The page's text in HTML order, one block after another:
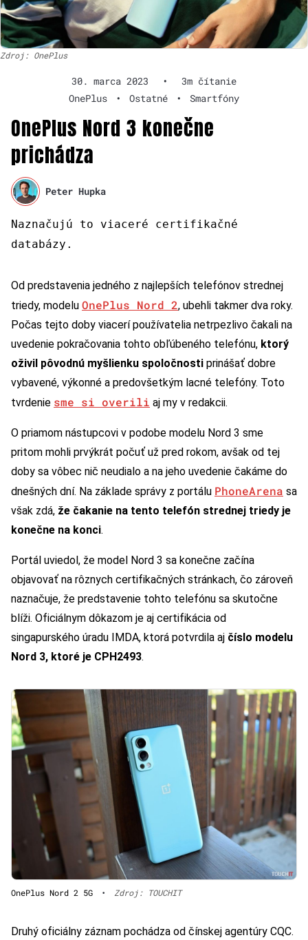
Zdroj: OnePlus
30. marca 2023 •
3m čítanie
OnePlus
• Ostatné • Smartfóny
OnePlus Nord 3 konečne
prichádza
Peter Hupka
Naznačujú to viaceré certifikačné
databázy.
Od predstavenia jedného z najlepších telefónov strednej
triedy, modelu OnePlus Nord 2, ubehli takmer dva roky.
Počas tejto doby viacerí používatelia netrpezlivo čakali na
uvedenie pokračovania tohto obľúbeného telefónu, ktorý
oživil pôvodnú myšlienku spoločnosti prinášať dobre
vybavené, výkonné a predovšetkým lacné telefóny. Toto
tvrdenie sme si overili aj my v redakcii.
O priamom nástupcovi v podobe modelu Nord 3 sme
pritom mohli prvýkrát počuť už pred rokom, avšak od tej
doby sa vôbec nič neudialo a na jeho uvedenie čakáme do
dnešných dní. Na základe správy z portálu PhoneArena sa
však zdá, že čakanie na tento telefón strednej triedy je
konečne na konci.
Portál uviedol, že model Nord 3 sa konečne začína
objavovať na rôznych certifikačných stránkach, čo zároveň
naznačuje, že predstavenie tohto telefónu sa skutočne
blíži. Oficiálnym dôkazom je aj certifikácia od
singapurského úradu IMDA, ktorá potvrdila aj číslo modelu
Nord 3, ktoré je CPH2493.
OnePlus Nord 2 5G • Zdroj: TOUCHIT
Druhý oficiálny záznam pochádza od čínskej agentúry CQC.